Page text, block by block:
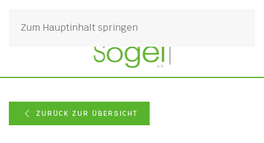
Zum Hauptinhalt springen
ZURÜCK ZUR ÜBERSICHT